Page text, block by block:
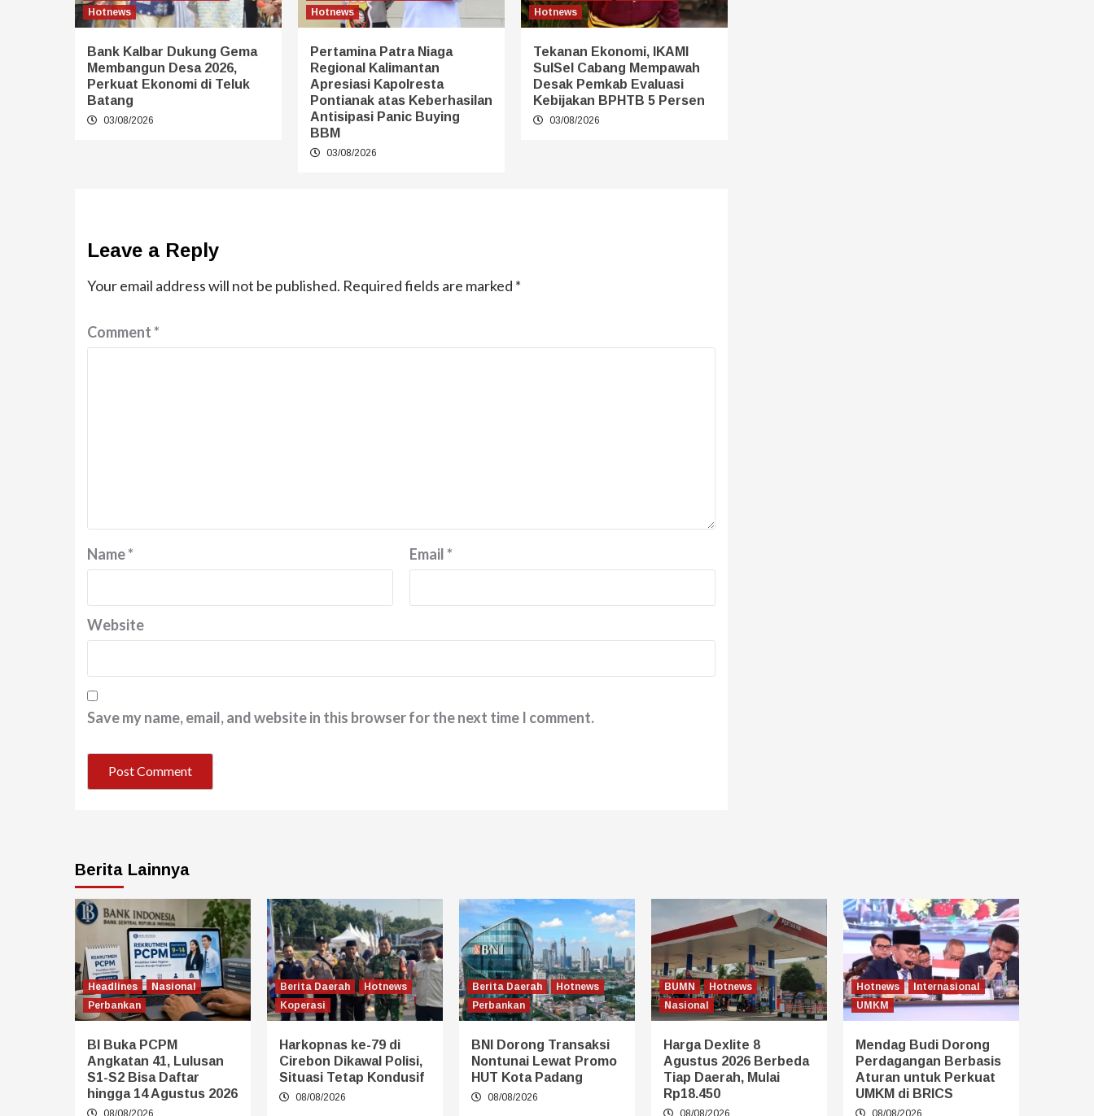
Hotnews
Bank Kalbar Dukung Gema
Membangun Desa 2026,
Perkuat Ekonomi di Teluk
Batang
03/08/2026
Hotnews
Pertamina Patra Niaga
Regional Kalimantan
Apresiasi Kapolresta
Pontianak atas Keberhasilan
Antisipasi Panic Buying
BBM
03/08/2026
Hotnews
Tekanan Ekonomi, IKAMI
SulSel Cabang Mempawah
Desak Pemkab Evaluasi
Kebijakan BPHTB 5 Persen
03/08/2026
Leave a Reply
Your email address will not be published. Required fields are marked *
Comment*
Name* Email*
Website
Save my name, email, and website in this browser for the next time I comment.
Berita Lainnya
Headlines
Nasional
Perbankan
BI Buka PCPM
Angkatan 41, Lulusan
S1-S2 Bisa Daftar
hingga 14 Agustus 2026
08/08/2026
Berita Daerah
Hotnews
Koperasi
Harkopnas ke-79 di
Cirebon Dikawal Polisi,
Situasi Tetap Kondusif
08/08/2026
Berita Daerah
Hotnews
Perbankan
BNI Dorong Transaksi
Nontunai Lewat Promo
HUT Kota Padang
08/08/2026
BUMN
Hotnews
Nasional
Harga Dexlite 8
Agustus 2026 Berbeda
Tiap Daerah, Mulai
Rp18.450
08/08/2026
Hotnews
Internasional
UMKM
Mendag Budi Dorong
Perdagangan Berbasis
Aturan untuk Perkuat
UMKM di BRICS
08/08/2026